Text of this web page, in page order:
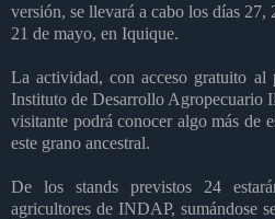
versión, se llevará a cabo los días 27,
21 de mayo, en Iquique.
La actividad, con acceso gratuito al
Instituto de Desarrollo Agropecuario
visitante podrá conocer algo más de
este grano ancestral.
De los stands previstos 24
agricultores de INDAP, sumándose